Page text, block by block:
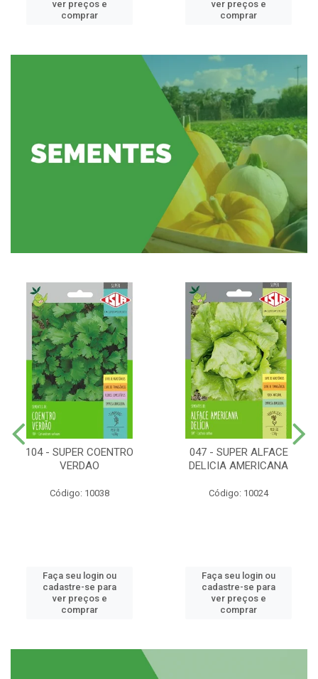
ver preços e
comprar
ver preços e
comprar
104 - SUPER COENTRO
VERDAO
Código: 10038
Faça seu login ou
cadastre-se para
ver preços e
comprar
047 - SUPER ALFACE
DELICIA AMERICANA
Código: 10024
Faça seu login ou
cadastre-se para
ver preços e
comprar